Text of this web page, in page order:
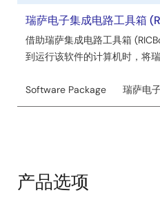
司
瑞萨电子集成电路工具箱
借助瑞萨集成电路工具箱
到运行该软件的计算机时，将
Software Package 瑞萨电
产品选项